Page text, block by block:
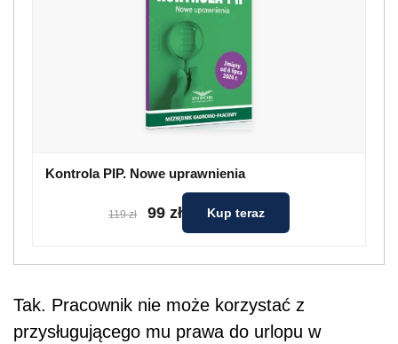
Kontrola PIP. Nowe uprawnienia
119 zł 99 zł Kup teraz
Tak. Pracownik nie może korzystać z
przysługującego mu prawa do urlopu w